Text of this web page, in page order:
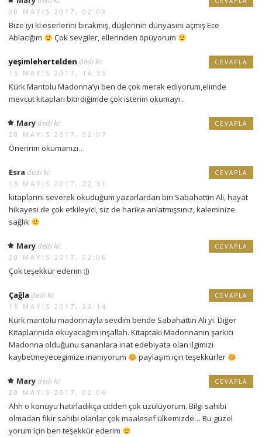
20 MAYIS 2017, 02:09
Bize iyi ki eserlerini bırakmış, düşlerinin dünyasını açmış Ece
Ablacığım
Çok sevgiler, ellerinden öpüyorum
yeşimlehertelden dedi ki:
15 MAYIS 2017, 16:35
Kürk Mantolu Madonna’yı ben de çok merak ediyorum,elimde
mevcut kitapları bitirdiğimde çok isterim okumayı..
CEVAPLA
Mary dedi ki:
20 MAYIS 2017, 02:07
Öneririm okumanızı…
CEVAPLA
Esra dedi ki:
15 MAYIS 2017, 22:51
kitaplarını severek okuduğum yazarlardan biri Sabahattin Ali, hayat
hikayesi de çok etkileyici, siz de harika anlatmışsınız, kaleminize
sağlık
CEVAPLA
Mary dedi ki:
20 MAYIS 2017, 02:06
Çok teşekkür ederim :))
CEVAPLA
Çağla dedi ki:
15 MAYIS 2017, 23:14
Kürk mantolu madonnayla sevdim bende Sabahattin Ali yi. Diğer
Kitaplarınida okuyacağım inşallah. Kitaptaki Madonnanın şarkıcı
Madonna olduğunu sananlara inat edebiyata olan ilgimizi
kaybetmeyecegimize inanıyorum
paylaşım için teşekkürler
CEVAPLA
Mary dedi ki:
20 MAYIS 2017, 02:06
Ahh o konuyu hatırladıkça cidden çok üzülüyorum. Bilgi sahibi
olmadan fikir sahibi olanlar çok maalesef ülkemizde… Bu güzel
yorum için ben teşekkür ederim
CEVAPLA